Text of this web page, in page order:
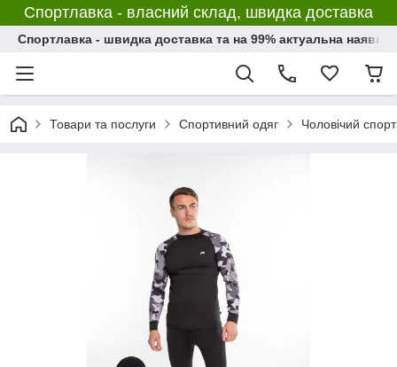
Спортлавка - власний склад, швидка доставка
Спортлавка - швидка доставка та на 99% актуальна
Товари та послуги Спортивний одяг Чоловічий